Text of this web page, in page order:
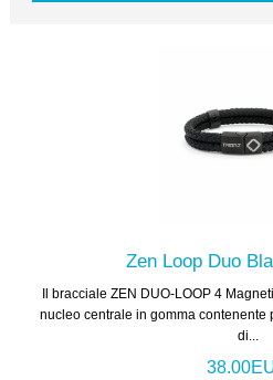
Zen Loop Duo
Il bracciale ZEN DUO-LOOP 4
nucleo centrale in gomma contenente
di...